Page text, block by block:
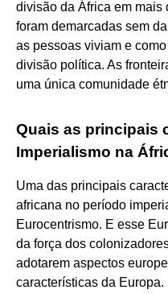
divisão da África em mais
foram demarcadas sem
as pessoas viviam e
divisão política. As
uma única comunidade
Quais as principais
Imperialismo na
Uma das principais
africana no período
Eurocentrismo. E esse
da força dos
adotarem aspectos
características da Europa.